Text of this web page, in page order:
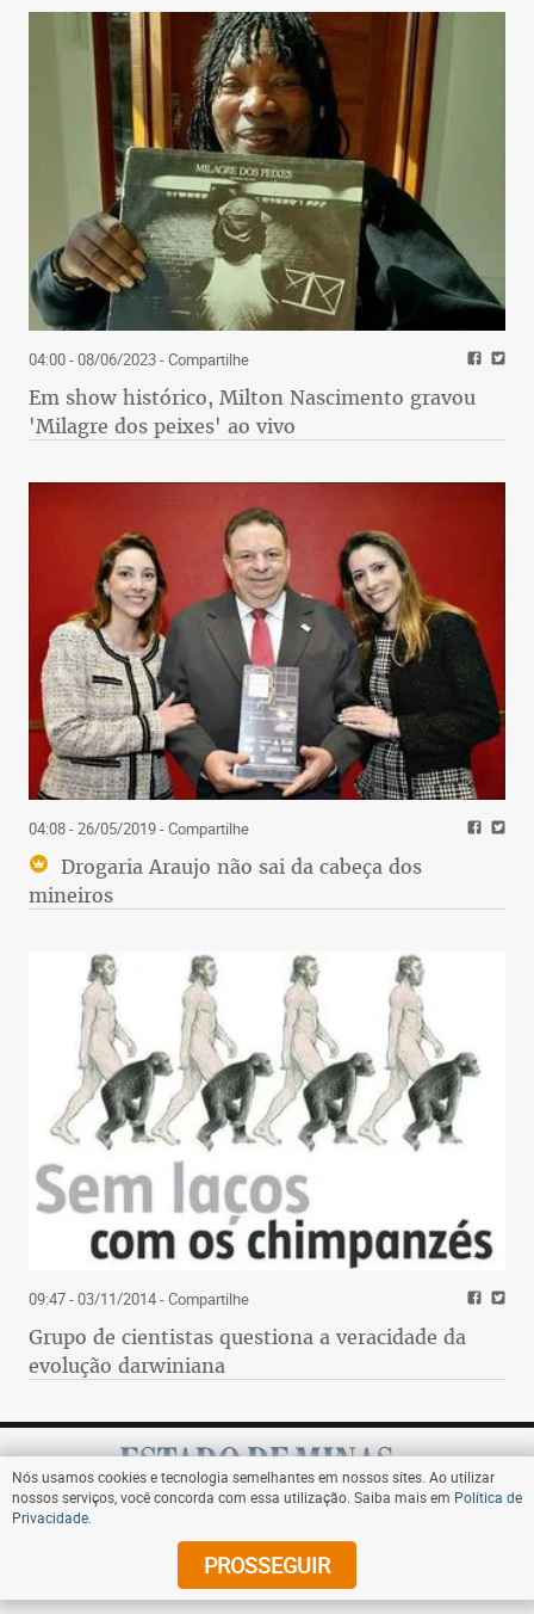
04:00 - 08/06/2023- Compartilhe
Em show histórico, Milton Nascimento gravou
'Milagre dos peixes' ao vivo
04:08 - 26/05/2019- Compartilhe
Drogaria Araujo não sai da cabeça dos
mineiros
09:47 - 03/11/2014- Compartilhe
Grupo de cientistas questiona a veracidade da
evolução darwiniana
Nós usamos cookies e tecnologia semelhantes em nossos sites. Ao utilizar
nossos serviços, você concorda com essa utilização. Saiba mais em Política de
Privacidade
PROSSEGUIR
Assine